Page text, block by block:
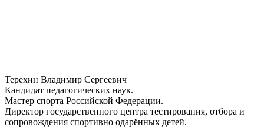
Терехин Владимир Сергеевич
Кандидат педагогических наук.
Мастер спорта Российской Федерации.
Директор государственного центра тестирования, отбора и
сопровождения спортивно одарённых детей.